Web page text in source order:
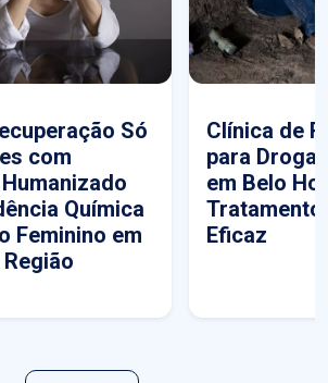
Só
com
Química
Feminino em
Clínica de
para
em Belo
Tratamento
Eficaz